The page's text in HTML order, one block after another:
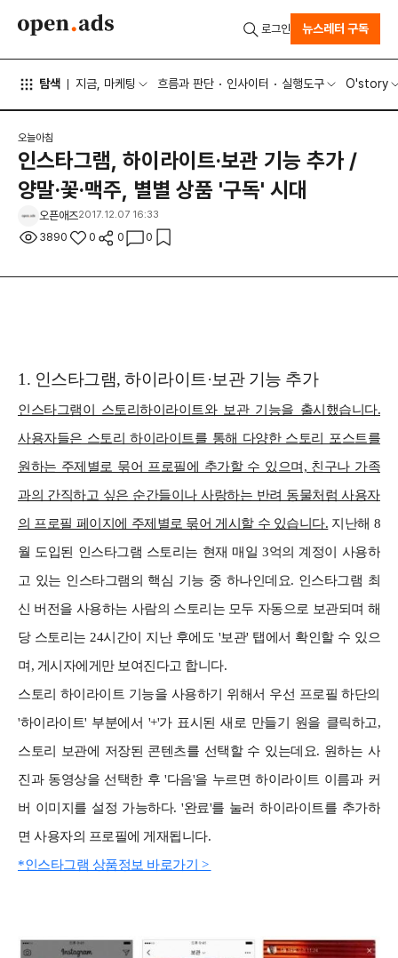
탐색 지금, 마케팅 흐름과 판단 인사이터 실행도구 O'story
로그인 뉴스레터 구독
오늘아침
인스타그램, 하이라이트·보관 기능 추가 /
양말·꽃·맥주, 별별 상품 '구독' 시대
오픈애즈2017.12.07 16:33
3890 0 0 0
1. 인스타그램, 하이라이트·보관 기능 추가
인스타그램이 스토리하이라이트와 보관 기능을 출시했습니다.
사용자들은 스토리 하이라이트를 통해 다양한 스토리 포스트를
원하는 주제별로 묶어 프로필에 추가할 수 있으며, 친구나 가족
과의 간직하고 싶은 순간들이나 사랑하는 반려 동물처럼 사용자
의 프로필 페이지에 주제별로 묶어 게시할 수 있습니다. 지난해 8
월 도입된 인스타그램 스토리는 현재 매일 3억의 계정이 사용하
고 있는 인스타그램의 핵심 기능 중 하나인데요. 인스타그램 최
신 버전을 사용하는 사람의 스토리는 모두 자동으로 보관되며 해
당 스토리는 24시간이 지난 후에도 '보관' 탭에서 확인할 수 있으
며, 게시자에게만 보여진다고 합니다.
스토리 하이라이트 기능을 사용하기 위해서 우선 프로필 하단의
'하이라이트' 부분에서 '+'가 표시된 새로 만들기 원을 클릭하고,
스토리 보관에 저장된 콘텐츠를 선택할 수 있는데요. 원하는 사
진과 동영상을 선택한 후 '다음'을 누르면 하이라이트 이름과 커
버 이미지를 설정 가능하다. '완료'를 눌러 하이라이트를 추가하
면 사용자의 프로필에 게재됩니다.
*인스타그램 상품정보 바로가기 >